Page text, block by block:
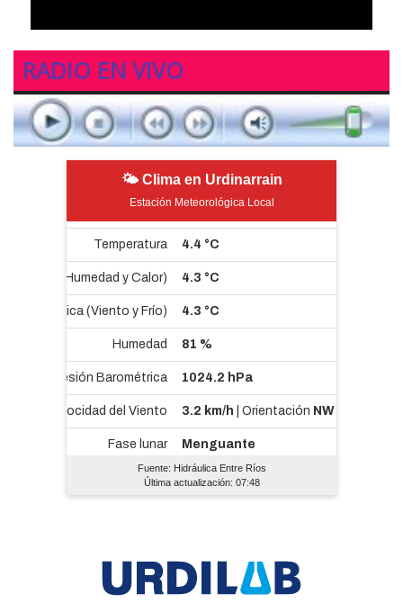
RADIO EN VIVO
🌤 Clima en Urdinarrain
Estación Meteorológica Local
Fuente: Hidráulica Entre Ríos
Última actualización: 07:48